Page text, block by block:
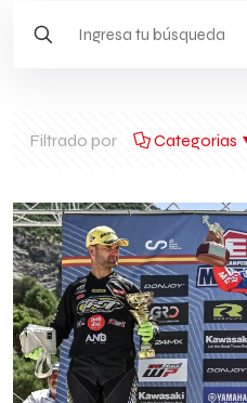
Filtrado por Categorias